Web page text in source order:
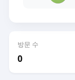
방문 수
0